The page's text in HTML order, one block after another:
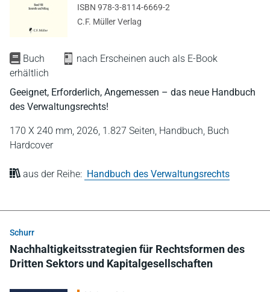
Buch
nach Erscheinen auch als E-Book
erhältlich
Geeignet, Erforderlich, Angemessen – das neue Handbuch
des Verwaltungsrechts!
170 X 240 mm, 2026, 1.827 Seiten, Handbuch, Buch
Hardcover
aus der Reihe: Handbuch des Verwaltungsrechts
ISBN 978-3-8114-6669-2
C.F. Müller Verlag
Schurr
Nachhaltigkeitsstrategien für Rechtsformen des
Dritten Sektors und Kapitalgesellschaften